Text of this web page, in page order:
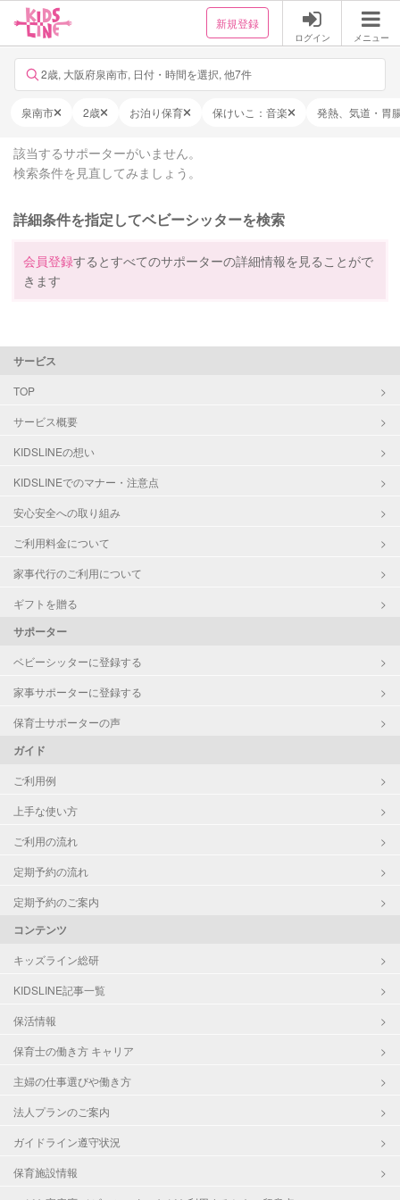
新規登録
ログイン メニュー
2歳, 大阪府泉南市, 日付・時間を選択, 他7件
泉南市 2歳 お泊り保育 保けいこ：音楽 発熱、気道・胃
該当するサポーターがいません。
検索条件を見直してみましょう。
詳細条件を指定してベビーシッターを検索
会員登録するとすべてのサポーターの詳細情報を見ることがで
きます
サービス
TOP
サービス概要
KIDSLINEの想い
KIDSLINEでのマナー・注意点
安心安全への取り組み
ご利用料金について
家事代行のご利用について
ギフトを贈る
サポーター
ベビーシッターに登録する
家事サポーターに登録する
保育士サポーターの声
ガイド
ご利用例
上手な使い方
ご利用の流れ
定期予約の流れ
定期予約のご案内
コンテンツ
キッズライン総研
KIDSLINE記事一覧
保活情報
保育士の働き方 キャリア
主婦の仕事選びや働き方
法人プランのご案内
ガイドライン遵守状況
保育施設情報